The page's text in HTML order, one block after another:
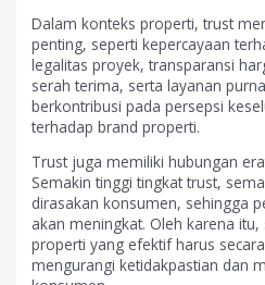
Dalam konteks properti, trust
penting, seperti kepercayaan
legalitas proyek, transparansi
serah terima, serta layanan
berkontribusi pada persepsi
terhadap brand properti.
Trust juga memiliki hubungan
Semakin tinggi tingkat trust,
dirasakan konsumen, sehingga
akan meningkat. Oleh karena
properti yang efektif harus
mengurangi ketidakpastian dan